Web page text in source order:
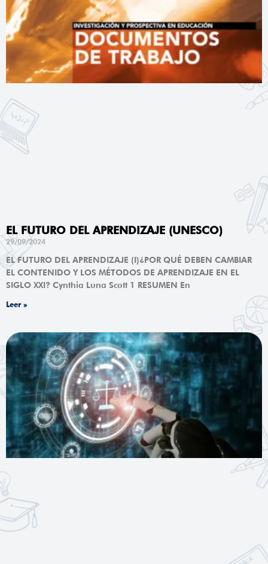
EL FUTURO DEL APRENDIZAJE (UNESCO)
29/09/2024
EL FUTURO DEL APRENDIZAJE (I)¿POR QUÉ DEBEN CAMBIAR
EL CONTENIDO Y LOS MÉTODOS DE APRENDIZAJE EN EL
SIGLO XXI? Cynthia Luna Scott 1 RESUMEN En
Leer »